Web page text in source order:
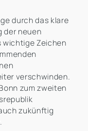
durch das klare
der neuen
wichtige Zeichen
verschwinden.
zum zweiten
zukünftig